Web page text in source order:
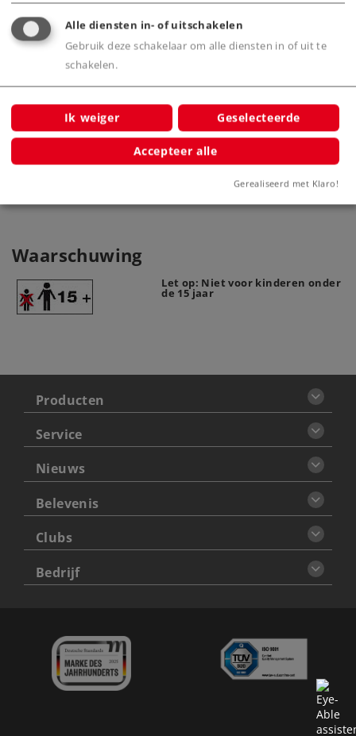
Praktisches 10er-Set: Einfacher Austausch für
mehrere Fahrzeuge oder als Ersatzvorrat
Product
Waarschuwing
Let op: Niet voor kinderen onder
de 15 jaar
Producten
Service
Nieuws
Belevenis
Clubs
Bedrijf
Alle diensten in- of uitschakelen
Gebruik deze schakelaar om alle diensten in of uit te
schakelen.
Ik weiger Geselecteerde
Accepteer alle
Gerealiseerd met Klaro!